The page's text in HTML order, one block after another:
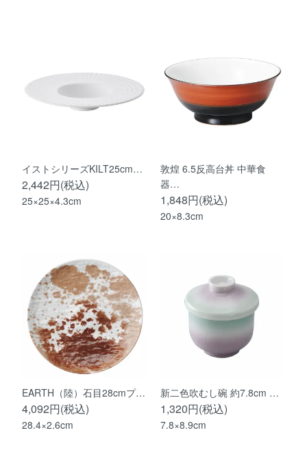
イストシリーズKILT25cm…
2,442円(税込)
25×25×4.3cm
敦煌 6.5反高台丼 中華食
器…
1,848円(税込)
20×8.3cm
EARTH（陸）石目28cmプ…
4,092円(税込)
28.4×2.6cm
新二色吹むし碗 約7.8cm …
1,320円(税込)
7.8×8.9cm